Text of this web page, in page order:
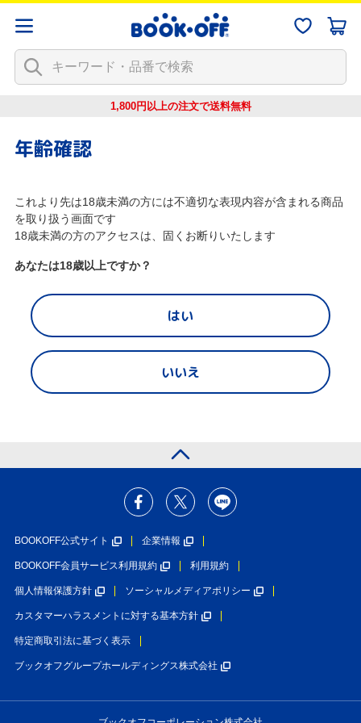
1,800円以上の注文で送料無料
年齢確認
これより先は18歳未満の方には不適切な表現内容が含まれる商品
を取り扱う画面です
18歳未満の方のアクセスは、固くお断りいたします
あなたは18歳以上ですか？
はい
いいえ
BOOKOFF公式サイト 企業情報
BOOKOFF会員サービス利用規約 利用規約
個人情報保護方針 ソーシャルメディアポリシー
カスタマーハラスメントに対する基本方針
特定商取引法に基づく表示
ブックオフグループホールディングス株式会社